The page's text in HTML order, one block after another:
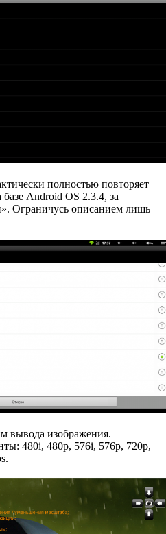
полностью повторяет
Android OS 2.3.4, за
Ограничусь описанием лишь
вывода изображения.
480i, 480p, 576i, 576p, 720p,